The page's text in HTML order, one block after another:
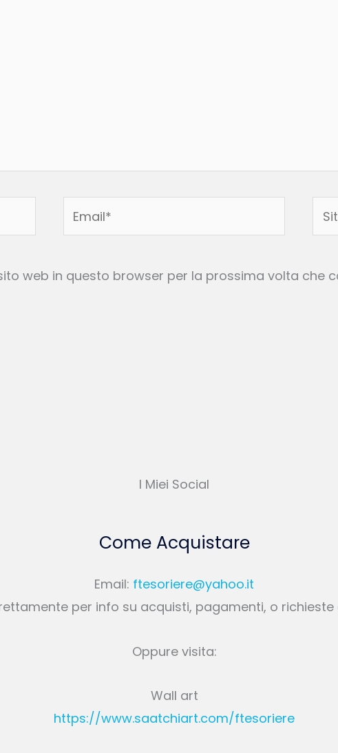
Email*
Sito
web
web in questo browser per la prossima volta che
I Miei Social
Come Acquistare
Email: ftesoriere@yahoo.it
per info su acquisti, pagamenti, o richieste
Oppure visita:
Wall art
https://www.saatchiart.com/ftesoriere